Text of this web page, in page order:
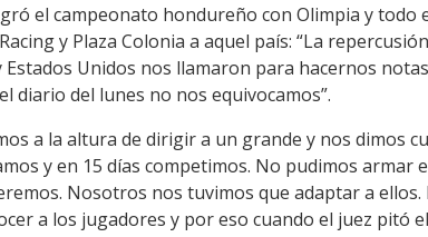
el campeonato hondureño con Olimpia y todo
y Plaza Colonia a aquel país: “La
Unidos nos llamaron para hacernos
diario del lunes no nos equivocamos”.
a la altura de dirigir a un grande y nos dimos
y en 15 días competimos. No pudimos armar
Nosotros nos tuvimos que adaptar a
a los jugadores y por eso cuando el juez pitó